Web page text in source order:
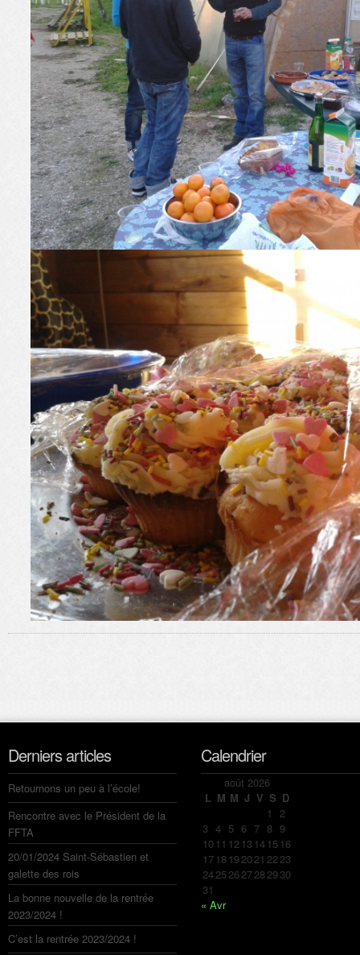
Derniers articles
Retournons un peu à l’école!
Rencontre avec le Président de la
FFTA
20/01/2024 Saint-Sébastien et
galette des rois
La bonne nouvelle de la rentrée
2023/2024 !
C’est la rentrée 2023/2024 !
Calendrier
août 2026
L M M J V S D
1 2
3 4 5 6 7 8 9
10 11 12 13 14 15 16
17 18 192021 2223
24252627282930
31
« Avr